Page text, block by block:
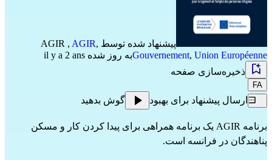
پیشنهاد شده توسط AGIR , AGIR,
Gouvernement, Union Européenne
به روز شده il y a 2 ans
ذخیره‌سازی صفحه
FA
ارسال پیشنهاد برای بهبود گوش بدهید
برنامه AGIR یک برنامه همراهی برای پیدا کردن کار و مسکن
پناهندگان در فرانسه است.